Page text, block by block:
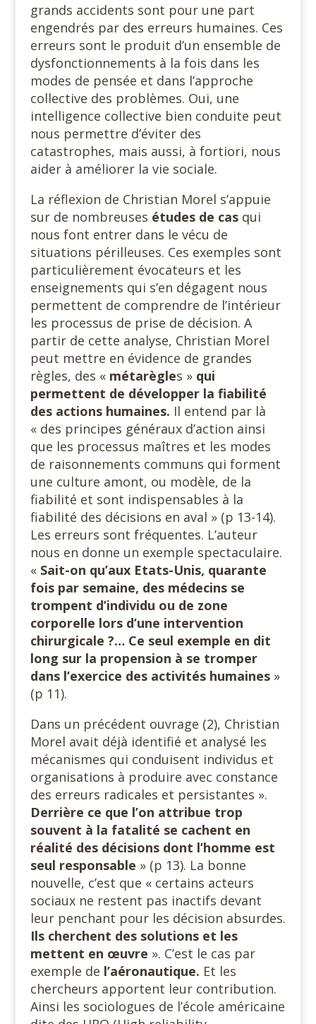
grands accidents sont pour une part
engendrés par des erreurs humaines. Ces
erreurs sont le produit d’un ensemble de
dysfonctionnements à la fois dans les
modes de pensée et dans l’approche
collective des problèmes. Oui, une
intelligence collective bien conduite peut
nous permettre d’éviter des
catastrophes, mais aussi, à fortiori, nous
aider à améliorer la vie sociale.
La réflexion de Christian Morel s’appuie
sur de nombreuses études de casqui
nous font entrer dans le vécu de
situations périlleuses. Ces exemples sont
particulièrement évocateurs et les
enseignements qui s’en dégagent nous
permettent de comprendre de l’intérieur
les processus de prise de décision. A
partir de cette analyse, Christian Morel
peut mettre en évidence de grandes
règles, des « métarègles » qui
permettent de développer la fiabilité
des actions humaines. Il entend par là
« des principes généraux d’action ainsi
que les processus maîtres et les modes
de raisonnements communs qui forment
une culture amont, ou modèle, de la
fiabilité et sont indispensables à la
fiabilité des décisions en aval » (p 13-14).
Les erreurs sont fréquentes. L’auteur
nous en donne un exemple spectaculaire.
« Sait-on qu’aux Etats-Unis, quarante
fois par semaine, des médecins se
trompent d’individu ou de zone
corporelle lors d’une intervention
chirurgicale ?… Ce seul exemple en dit
long sur la propension à se tromper
dans l’exercice des activités humaines »
(p 11).
Dans un précédent ouvrage (2), Christian
Morel avait déjà identifié et analysé les
mécanismes qui conduisent individus et
organisations à produire avec constance
des erreurs radicales et persistantes ».
Derrière ce que l’on attribue trop
souvent à la fatalité se cachent en
réalité des décisions dont l’homme est
seul responsable » (p 13). La bonne
nouvelle, c’est que « certains acteurs
sociaux ne restent pas inactifs devant
leur penchant pour les décision absurdes.
Ils cherchent des solutions et les
mettent en œuvre ». C’est le cas par
exemple de l’aéronautique. Et les
chercheurs apportent leur contribution.
Ainsi les sociologues de l’école américaine